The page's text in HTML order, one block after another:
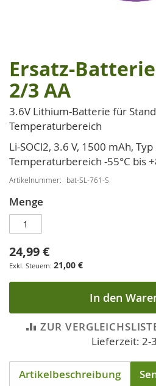
Zum
Anfang
der
Bildgalerie
springen
Ersatz-
2/3 AA
3.6V Lithium-Batterie für
Temperaturbereich
Li-SOCl2, 3.6 V, 1500 mAh,
Temperaturbereich -55°C bis
Artikelnummer bat-SL-761-S
Menge
24,99 €
21,00 €
In den
ZUR
Lieferzeit: 2-
Artikelbeschreibung